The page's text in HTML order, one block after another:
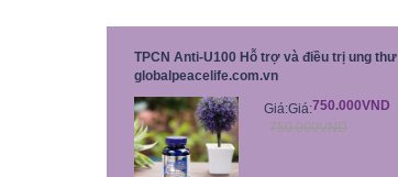
TPCN Anti-U100 Hỗ trợ và điều trị ung thư
globalpeacelife.com.vn
Giá:Giá:750.000VND
750.000VND